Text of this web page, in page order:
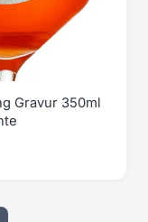
Gravur 350ml